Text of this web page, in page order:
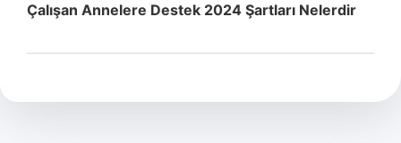
Çalışan Annelere Destek 2024 Şartları Nelerdir